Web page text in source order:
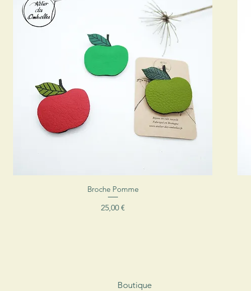
Aperçu rapide
Broche Pomme
Prix
25,00 €
Boutique